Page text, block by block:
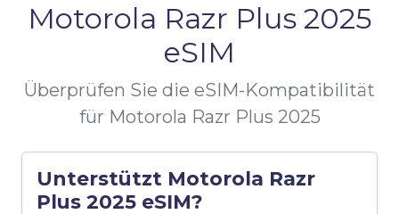
Motorola Razr Plus 2025
eSIM
Überprüfen Sie die eSIM-Kompatibilität
für Motorola Razr Plus 2025
Unterstützt Motorola Razr
Plus 2025 eSIM?